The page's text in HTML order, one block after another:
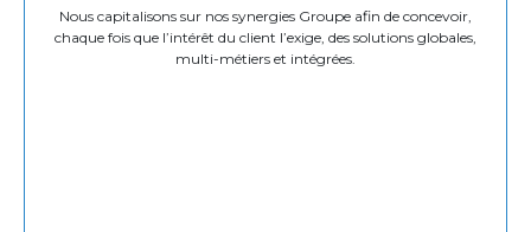
Nous capitalisons sur nos synergies Groupe afin de concevoir,
chaque fois que l’intérêt du client l’exige, des solutions globales,
multi-métiers et intégrées.